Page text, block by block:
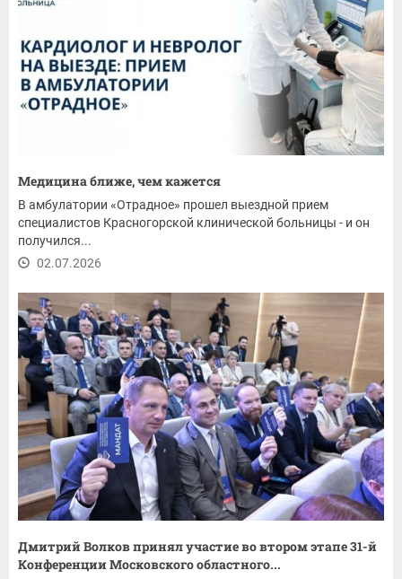
Медицина ближе, чем кажется
В амбулатории «Отрадное» прошел выездной прием
специалистов Красногорской клинической больницы - и он
получился...
02.07.2026
Дмитрий Волков принял участие во втором этапе 31-й
Конференции Московского областного...